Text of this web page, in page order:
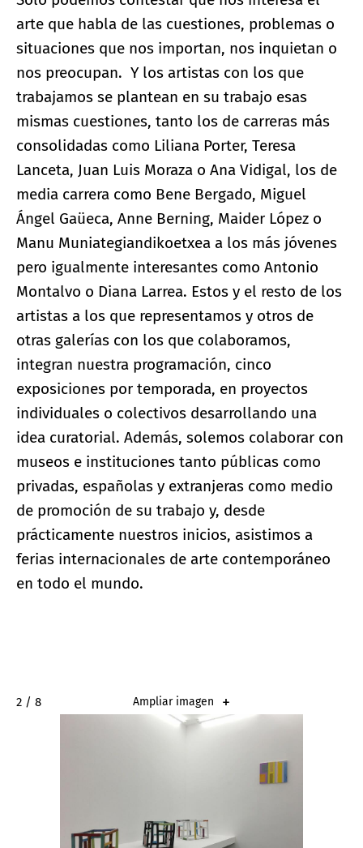
arte que habla de las cuestiones, problemas o
situaciones que nos importan, nos inquietan o
nos preocupan. Y los artistas con los que
trabajamos se plantean en su trabajo esas
mismas cuestiones, tanto los de carreras más
consolidadas como Liliana Porter, Teresa
Lanceta, Juan Luis Moraza o Ana Vidigal, los de
media carrera como Bene Bergado, Miguel
Ángel Gaüeca, Anne Berning, Maider López o
Manu Muniategiandikoetxea a los más jóvenes
pero igualmente interesantes como Antonio
Montalvo o Diana Larrea. Estos y el resto de los
artistas a los que representamos y otros de
otras galerías con los que colaboramos,
integran nuestra programación, cinco
exposiciones por temporada, en proyectos
individuales o colectivos desarrollando una
idea curatorial. Además, solemos colaborar con
museos e instituciones tanto públicas como
privadas, españolas y extranjeras como medio
de promoción de su trabajo y, desde
prácticamente nuestros inicios, asistimos a
ferias internacionales de arte contemporáneo
en todo el mundo.
2 / 8 Ampliar imagen